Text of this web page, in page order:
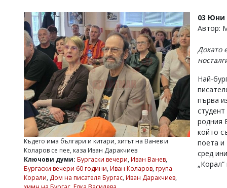
БИЗНЕС
Управители:
Веселин
Василев,
v.vasilev@flagman.bg
Касабова,
k.kassabova@flagman.bg
Главен
редактор:
office@flagman.bg
Където има българи и китари, хитът на Ванев и
Коларов се пее, каза Иван Даракчиев
Ключови думи: Бургаски вечери, Иван Ванев,
Бургаски вечери 60 години, Иван Коларов, група
Корали, Дом на писателя Бургас, Иван Даракчиев,
03 Юни
Автор:
Докато
Най-
първа
родния
който
поета и
сред